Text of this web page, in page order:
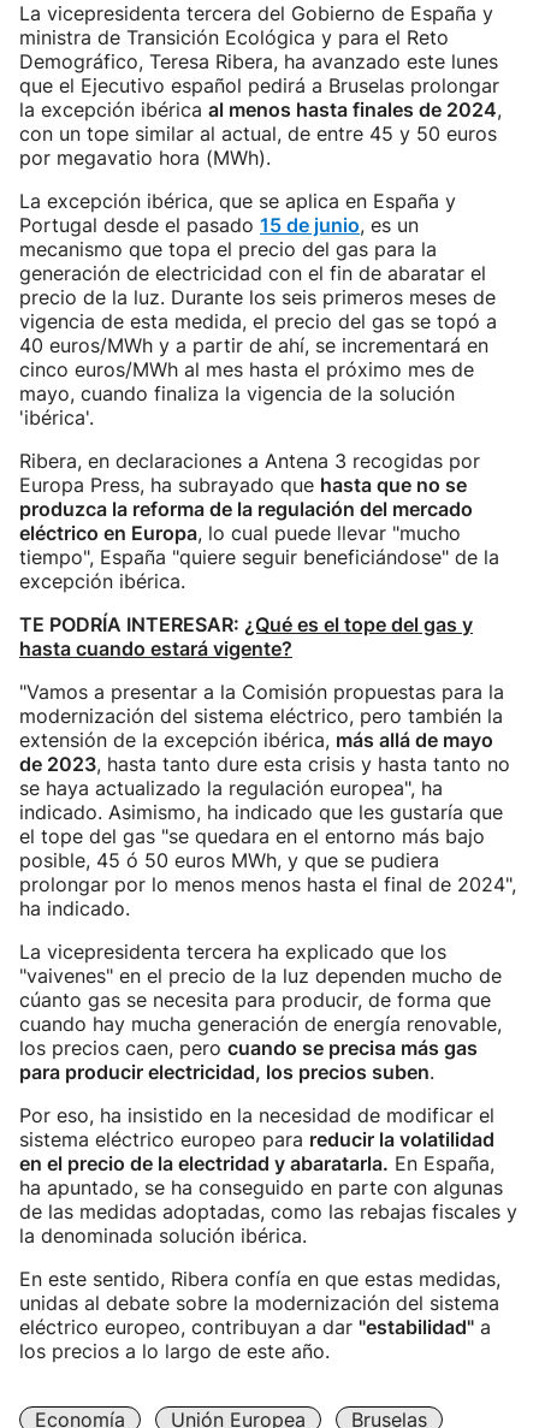
La vicepresidenta tercera del Gobierno de España y
ministra de Transición Ecológica y para el Reto
Demográfico, Teresa Ribera, ha avanzado este lunes
que el Ejecutivo español pedirá a Bruselas prolongar
la excepción ibérica al menos hasta finales de 2024,
con un tope similar al actual, de entre 45 y 50 euros
por megavatio hora (MWh).
La excepción ibérica, que se aplica en España y
Portugal desde el pasado 15 de junio, es un
mecanismo que topa el precio del gas para la
generación de electricidad con el fin de abaratar el
precio de la luz. Durante los seis primeros meses de
vigencia de esta medida, el precio del gas se topó a
40 euros/MWh y a partir de ahí, se incrementará en
cinco euros/MWh al mes hasta el próximo mes de
mayo, cuando finaliza la vigencia de la solución
'ibérica'.
Ribera, en declaraciones a Antena 3 recogidas por
Europa Press, ha subrayado que hasta que no se
produzca la reforma de la regulación del mercado
eléctrico en Europa, lo cual puede llevar "mucho
tiempo", España "quiere seguir beneficiándose" de la
excepción ibérica.
TE PODRÍA INTERESAR: ¿Qué es el tope del gas y
hasta cuando estará vigente?
"Vamos a presentar a la Comisión propuestas para la
modernización del sistema eléctrico, pero también la
extensión de la excepción ibérica, más allá de mayo
de 2023, hasta tanto dure esta crisis y hasta tanto no
se haya actualizado la regulación europea", ha
indicado. Asimismo, ha indicado que les gustaría que
el tope del gas "se quedara en el entorno más bajo
posible, 45 ó 50 euros MWh, y que se pudiera
prolongar por lo menos menos hasta el final de 2024",
ha indicado.
La vicepresidenta tercera ha explicado que los
"vaivenes" en el precio de la luz dependen mucho de
cúanto gas se necesita para producir, de forma que
cuando hay mucha generación de energía renovable,
los precios caen, pero cuando se precisa más gas
para producir electricidad, los precios suben.
Por eso, ha insistido en la necesidad de modificar el
sistema eléctrico europeo para reducir la volatilidad
en el precio de la electridad y abaratarla. En España,
ha apuntado, se ha conseguido en parte con algunas
de las medidas adoptadas, como las rebajas fiscales y
la denominada solución ibérica.
En este sentido, Ribera confía en que estas medidas,
unidas al debate sobre la modernización del sistema
eléctrico europeo, contribuyan a dar "estabilidad" a
los precios a lo largo de este año.
Economía Unión Europea
Bruselas